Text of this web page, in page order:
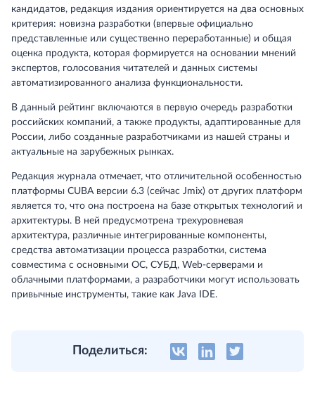
кандидатов, редакция издания ориентируется на два основных
критерия: новизна разработки (впервые официально
представленные или существенно переработанные) и общая
оценка продукта, которая формируется на основании мнений
экспертов, голосования читателей и данных системы
автоматизированного анализа функциональности.
В данный рейтинг включаются в первую очередь разработки
российских компаний, а также продукты, адаптированные для
России, либо созданные разработчиками из нашей страны и
актуальные на зарубежных рынках.
Редакция журнала отмечает, что отличительной особенностью
платформы CUBA версии 6.3 (сейчас Jmix) от других платформ
является то, что она построена на базе открытых технологий и
архитектуры. В ней предусмотрена трехуровневая
архитектура, различные интегрированные компоненты,
средства автоматизации процесса разработки, система
совместима с основными ОС, СУБД, Web-серверами и
облачными платформами, а разработчики могут использовать
привычные инструменты, такие как Java IDE.
Поделиться: